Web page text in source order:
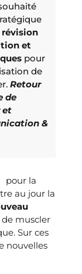
révision
et
pour
de
Retour
de
et
&
pour la
au jour la
muscler
Sur ces
nouvelles